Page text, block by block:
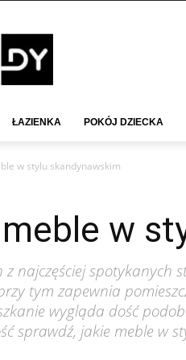
ŁAZIENKA POKÓJ DZIECKA
w stylu skandynawskim
w
najczęściej spotykanych
tym zapewnia
wygląda dość
sprawdź, jakie meble w